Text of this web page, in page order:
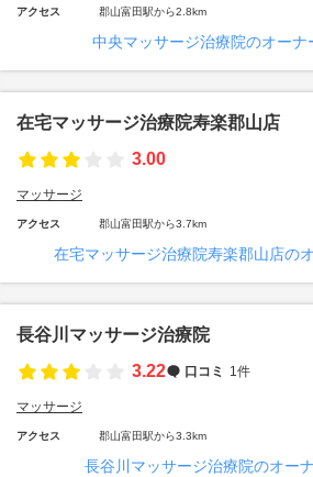
アクセス 郡山富田駅から2.8km
中央マッサージ治療院のオーナ
在宅マッサージ治療院寿楽郡山店
3.00
マッサージ
アクセス 郡山富田駅から3.7km
在宅マッサージ治療院寿楽郡山店の
長谷川マッサージ治療院
3.22
口コミ 1件
マッサージ
アクセス 郡山富田駅から3.3km
長谷川マッサージ治療院のオー